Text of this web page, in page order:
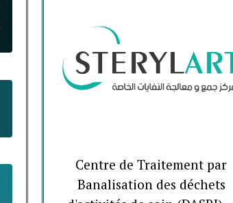
Centre de Traitement par
Banalisation des déchets